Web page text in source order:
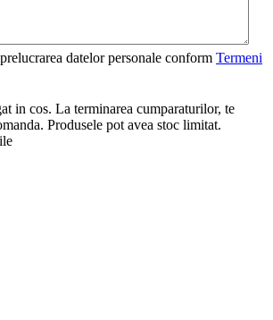
datelor personale conform Termeni
in cos. La terminarea cumparaturilor, te
Produsele pot avea stoc limitat.